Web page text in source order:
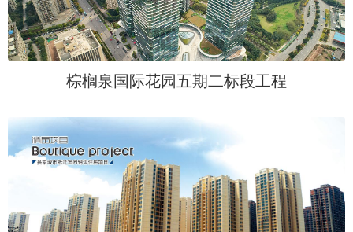
棕榈泉国际花园五期二标段工程